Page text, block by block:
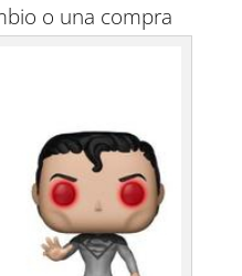
o una compra